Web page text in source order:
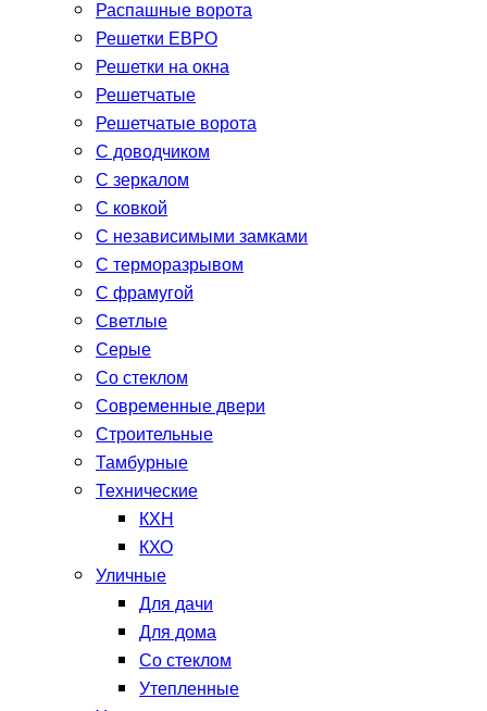
Распашные ворота
Решетки ЕВРО
Решетки на окна
Решетчатые
Решетчатые ворота
С доводчиком
С зеркалом
С ковкой
С независимыми замками
С терморазрывом
С фрамугой
Светлые
Серые
Со стеклом
Современные двери
Строительные
Тамбурные
Технические
КХН
КХО
Уличные
Для дачи
Для дома
Со стеклом
Утепленные